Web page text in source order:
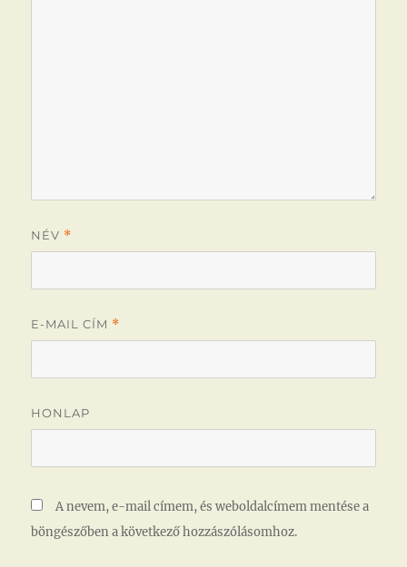
NÉV *
E-MAIL CÍM *
HONLAP
A nevem, e-mail címem, és weboldalcímem mentése a
böngészőben a következő hozzászólásomhoz.